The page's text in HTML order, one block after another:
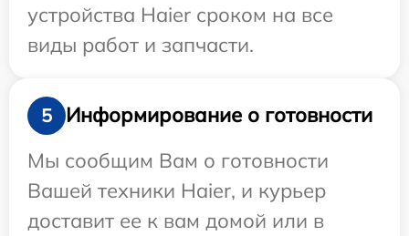
устройства Haier сроком на все
виды работ и запчасти.
5
Информирование о готовности
Мы сообщим Вам о готовности
Вашей техники Haier, и курьер
доставит ее к вам домой или в